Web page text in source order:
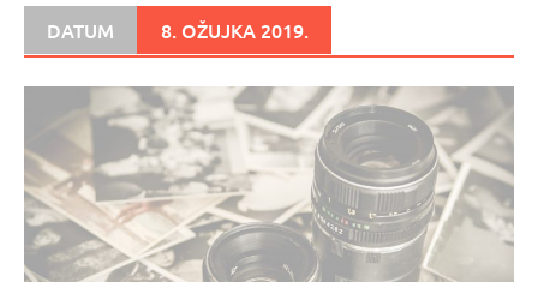
DATUM 8. OŽUJKA 2019.